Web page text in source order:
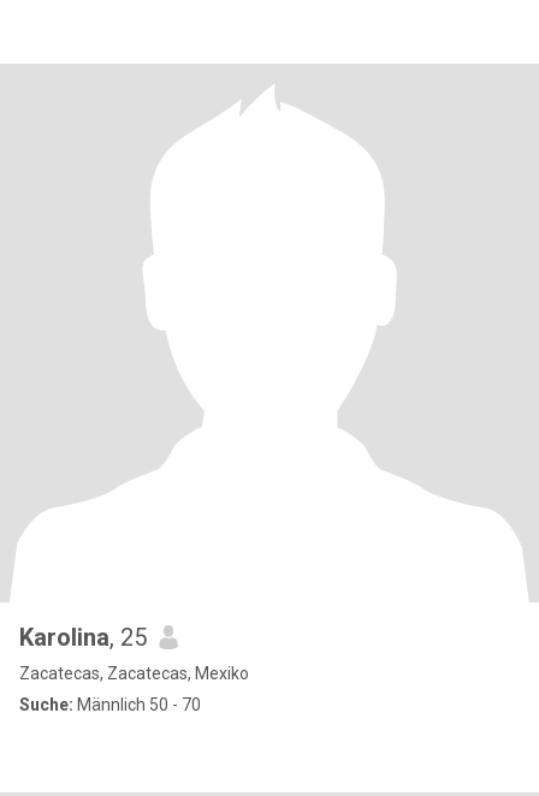
Karolina, 25
Zacatecas, Zacatecas, Mexiko
Suche: Männlich 50 - 70